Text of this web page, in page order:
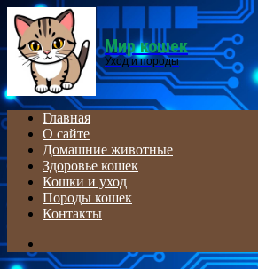
Menu
Мир кошек
Уход и породы
Главная
О сайте
Домашние животные
Здоровье кошек
Кошки и уход
Породы кошек
Контакты
for